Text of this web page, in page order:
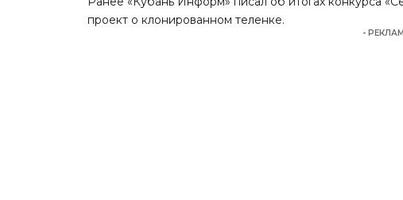
проект о клонированном теленке.
-